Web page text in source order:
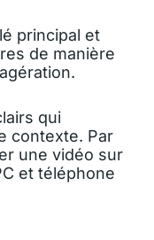
principal et
de manière
qui
contexte. Par
une vidéo sur
et téléphone